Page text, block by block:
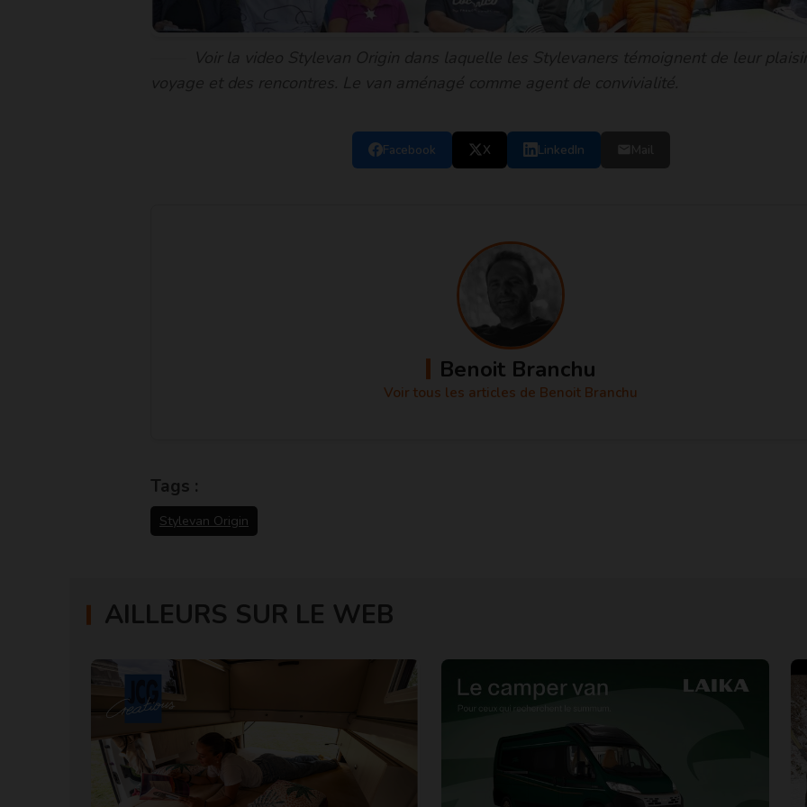
Facebook X LinkedIn
Benoit Branchu
Voir tous les articles de Benoit Branchu
Tags :
Stylevan Origin
AILLEURS SUR LE WEB